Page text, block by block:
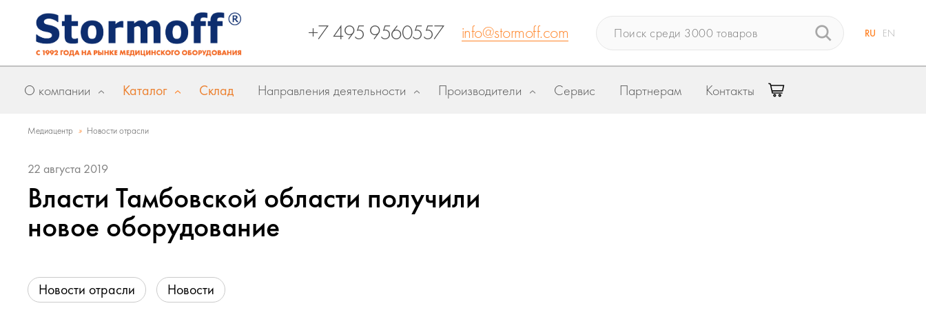
+7 495 9560557 info@stormoff.com RU EN
О компании Каталог Склад Направления деятельности Производители Сервис Партнерам Контакты
Медиацентр » Новости отрасли
22 августа 2019
Власти Тамбовской области получили
новое оборудование
Новости отрасли Новости